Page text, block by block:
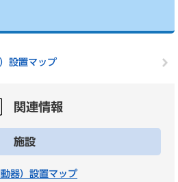
設置マップ
関連情報
施設
器）設置マップ